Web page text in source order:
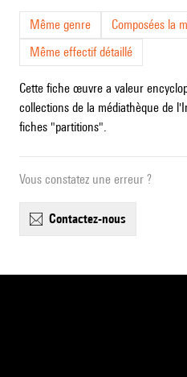
Même genre
Composées la
Même effectif détaillé
Cette fiche œuvre a valeur
collections de la médiathèque de
fiches "partitions".
Vous constatez une erreur ?
contactez-nous